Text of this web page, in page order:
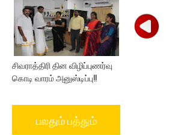
சிவராத்திரி தின விழிப்புணர்வு
கொடி வாரம் அனுஸ்டிப்பு!!
பலதும் பத்தும்